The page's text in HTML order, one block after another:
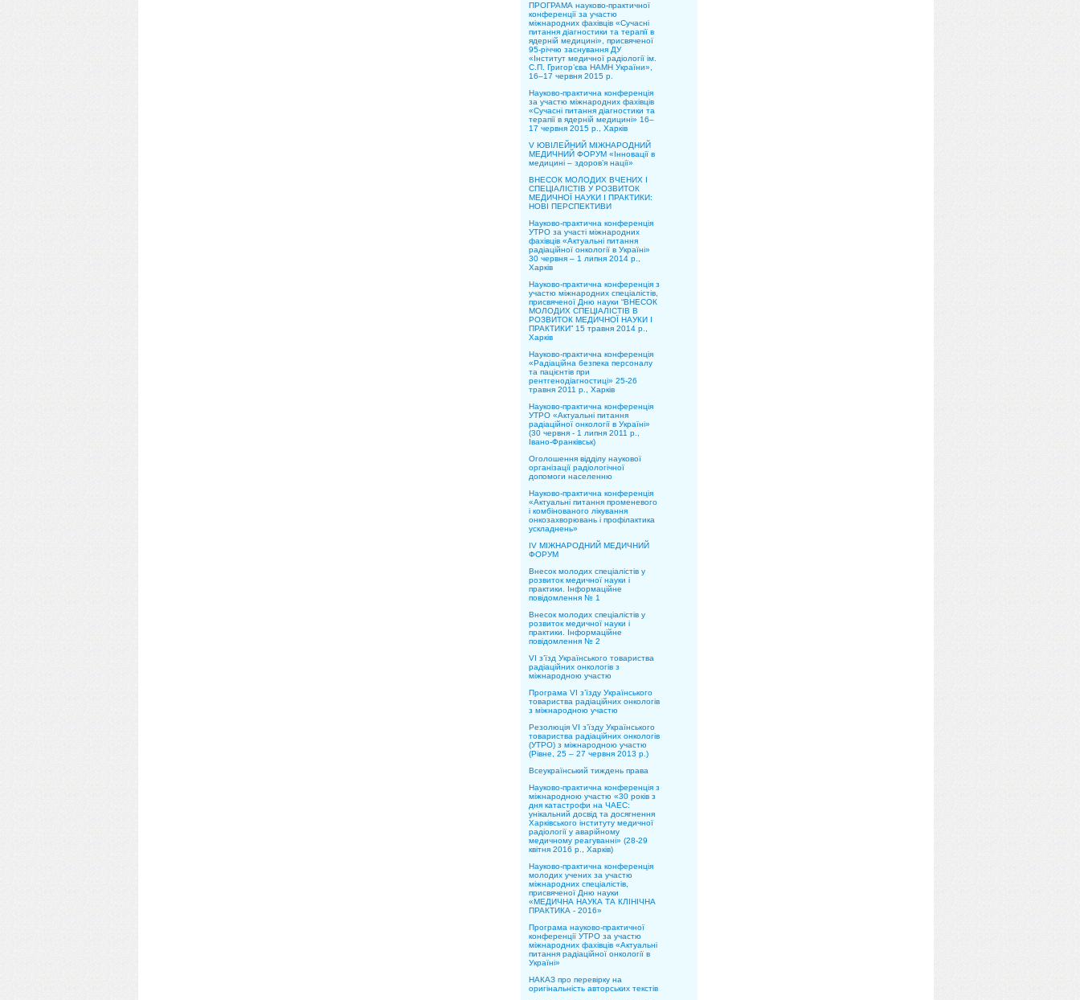
ПРОГРАМА науково-практичної
конференції за участю
міжнародних фахівців «Сучасні
питання діагностики та терапії в
ядерній медицині», присвяченої
95-річчю заснування ДУ
«Інститут медичної радіології ім.
С.П. Григор’єва НАМН України»,
16–17 червня 2015 р.
Науково-практична конференція
за участю міжнародних фахівців
«Сучасні питання діагностики та
терапії в ядерній медицині» 16–
17 червня 2015 р., Харків
V ЮВІЛЕЙНИЙ МІЖНАРОДНИЙ
МЕДИЧНИЙ ФОРУМ «Інновації в
медицині – здоров’я нації»
ВНЕСОК МОЛОДИХ ВЧЕНИХ І
СПЕЦІАЛІСТІВ У РОЗВИТОК
МЕДИЧНОЇ НАУКИ І ПРАКТИКИ:
НОВІ ПЕРСПЕКТИВИ
Науково-практична конференція
УТРО за участі міжнародних
фахівців «Актуальні питання
радіаційної онкології в Україні»
30 червня – 1 липня 2014 р.,
Харків
Науково-практична конференція з
участю міжнародних спеціалістів,
присвяченої Дню науки “ВНЕСОК
МОЛОДИХ СПЕЦІАЛІСТІВ В
РОЗВИТОК МЕДИЧНОЇ НАУКИ І
ПРАКТИКИ” 15 травня 2014 р.,
Харків
Науково-практична конференція
«Радіаційна безпека персоналу
та пацієнтів при
рентгенодіагностиці» 25-26
травня 2011 р., Харків
Науково-практична конференція
УТРО «Актуальні питання
радіаційної онкології в Україні»
(30 червня - 1 липня 2011 р.,
Івано-Франківськ)
Оголошення відділу наукової
організації радіологічної
допомоги населенню
Науково-практична конференція
«Актуальні питання променевого
і комбінованого лікування
онкозахворювань і профілактика
ускладнень»
IV МІЖНАРОДНИЙ МЕДИЧНИЙ
ФОРУМ
Внесок молодих спеціалістів у
розвиток медичної науки і
практики. Інформаційне
повідомлення № 1
Внесок молодих спеціалістів у
розвиток медичної науки і
практики. Інформаційне
повідомлення № 2
VI з’їзд Українського товариства
радіаційних онкологів з
міжнародною участю
Програма VI з’їзду Українського
товариства радіаційних онкологів
з міжнародною участю
Резолюція VI з’їзду Українського
товариства радіаційних онкологів
(УТРО) з міжнародною участю
(Рівне, 25 – 27 червня 2013 р.)
Всеукраїнський тиждень права
Науково-практична конференція з
міжнародною участю «30 років з
дня катастрофи на ЧАЕС:
унікальний досвід та досягнення
Харківського інституту медичної
радіології у аварійному
медичному реагуванні» (28-29
квітня 2016 р., Харків)
Науково-практична конференція
молодих учених за участю
міжнародних спеціалістів,
присвяченої Дню науки
«МЕДИЧНА НАУКА ТА КЛІНІЧНА
ПРАКТИКА - 2016»
Програма науково-практичної
конференції УТРО за участю
міжнародних фахівців «Актуальні
питання радіаційної онкології в
Україні»
НАКАЗ про перевірку на
оригінальність авторських текстів